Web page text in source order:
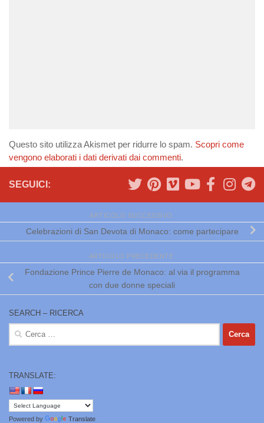
Questo sito utilizza Akismet per ridurre lo spam. Scopri come
vengono elaborati i dati derivati dai commenti.
SEGUICI:
ARTICOLO SUCCESSIVO
Celebrazioni di San Devota di Monaco: come partecipare
ARTICOLO PRECEDENTE
Fondazione Prince Pierre de Monaco: al via il programma
con due donne speciali
SEARCH – RICERCA
Ricerca
TRANSLATE:
Powered by Translate